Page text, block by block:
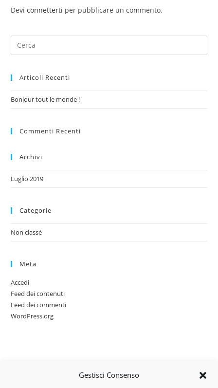
Gestisci Consenso
Deviconnetterti per pubblicare un commento.
Articoli Recenti
Bonjour tout le monde !
Commenti Recenti
Archivi
Luglio 2019
Categorie
Non classé
Meta
Accedi
Feed dei contenuti
Feed dei commenti
WordPress.org